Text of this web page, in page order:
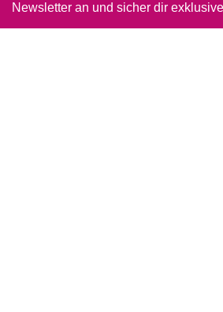
Newsletter an und sicher dir